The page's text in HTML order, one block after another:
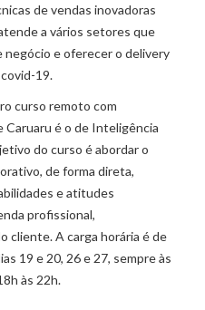
de vendas inovadoras
a vários setores que
negócio e oferecer o delivery
19.
curso remoto com
Caruaru é o de Inteligência
do curso é abordar o
de forma direta,
e atitudes
profissional,
cliente. A carga horária é de
19 e 20, 26 e 27, sempre às
às 22h.